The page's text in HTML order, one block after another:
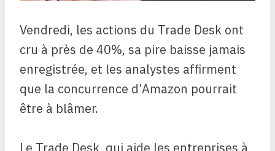
Vendredi, les actions du Trade Desk ont
cru à près de 40%, sa pire baisse jamais
enregistrée, et les analystes affirment
que la concurrence d’Amazon pourrait
être à blâmer.